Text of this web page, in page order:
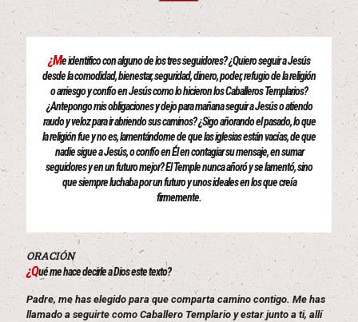
¿Me identifico con alguno de los tres seguidores? ¿Quiero seguir a Jesús
desde la comodidad, bienestar, seguridad, dinero, poder, refugio de la religión
o arriesgo y confío en Jesús como lo hicieron los Caballeros Templarios?
¿Antepongo mis obligaciones y dejo para mañana seguir a Jesús o atiendo
raudo y veloz para ir abriendo sus caminos? ¿Sigo añorando el pasado, lo que
la religión fue y no es, lamentándome de que las iglesias están vacías, de que
nadie sigue a Jesús, o confío en Él en contagiar su mensaje, en sumar
seguidores y en un futuro mejor? El Temple nunca añoró y se lamentó, sino
que siempre luchaba por un futuro y unos ideales en los que creía
firmemente.
ORACIÓN
¿Qué me hace decirle a Dios este texto?
Padre, me has elegido para que comparta camino contigo. Me has
llamado a seguirte como Caballero Templario y estar junto a ti, allí